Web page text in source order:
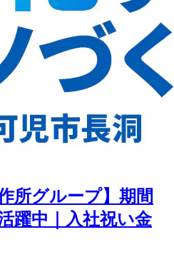
所グループ】期間
躍中｜入社祝い金